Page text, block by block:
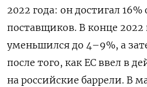
2022 года: он достигал
поставщиков. В конце 2022
уменьшился до 4–9%, а
после того, как ЕС ввел в
на российские баррели. В